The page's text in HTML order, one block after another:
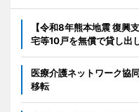
【令和8年熊本地震 復興
宅等10戸を無償で貸し出
医療介護ネットワーク協
移転